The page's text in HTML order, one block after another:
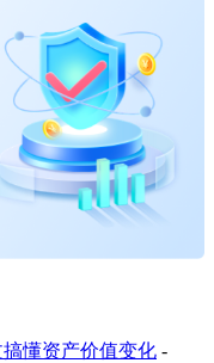
懂资产价值变化 -